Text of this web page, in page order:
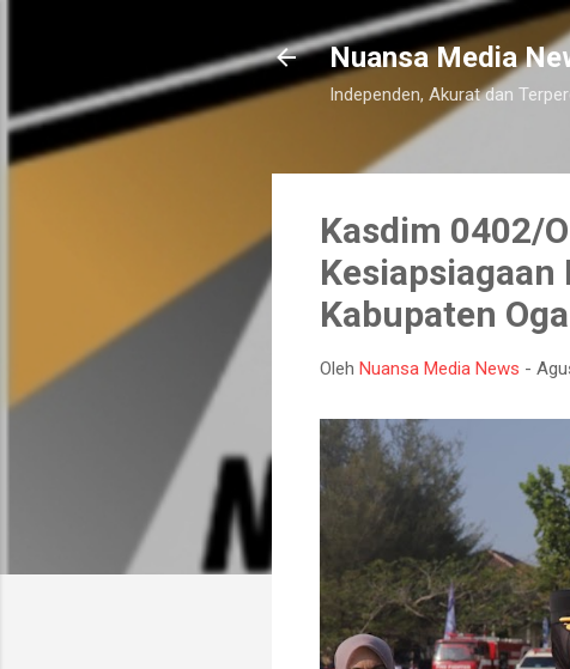
Nuansa Media
Independen, Akurat dan
Kasdim 0402/
Kabupaten
Oleh Nuansa Media News -